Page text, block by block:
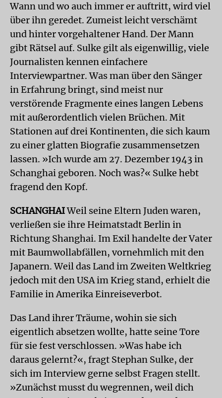
Wann und wo auch immer er auftritt, wird viel
über ihn geredet. Zumeist leicht verschämt
und hinter vorgehaltener Hand. Der Mann
gibt Rätsel auf. Sulke gilt als eigenwillig, viele
Journalisten kennen einfachere
Interviewpartner. Was man über den Sänger
in Erfahrung bringt, sind meist nur
verstörende Fragmente eines langen Lebens
mit außerordentlich vielen Brüchen. Mit
Stationen auf drei Kontinenten, die sich kaum
zu einer glatten Biografie zusammensetzen
lassen. »Ich wurde am 27. Dezember 1943 in
Schanghai geboren. Noch was?« Sulke hebt
fragend den Kopf.
SCHANGHAIWeil seine Eltern Juden waren,
verließen sie ihre Heimatstadt Berlin in
Richtung Shanghai. Im Exil handelte der Vater
mit Baumwollabfällen, vornehmlich mit den
Japanern. Weil das Land im Zweiten Weltkrieg
jedoch mit den USA im Krieg stand, erhielt die
Familie in Amerika Einreiseverbot.
Das Land ihrer Träume, wohin sie sich
eigentlich absetzen wollte, hatte seine Tore
für sie fest verschlossen. »Was habe ich
daraus gelernt?«, fragt Stephan Sulke, der
sich im Interview gerne selbst Fragen stellt.
»Zunächst musst du wegrennen, weil dich